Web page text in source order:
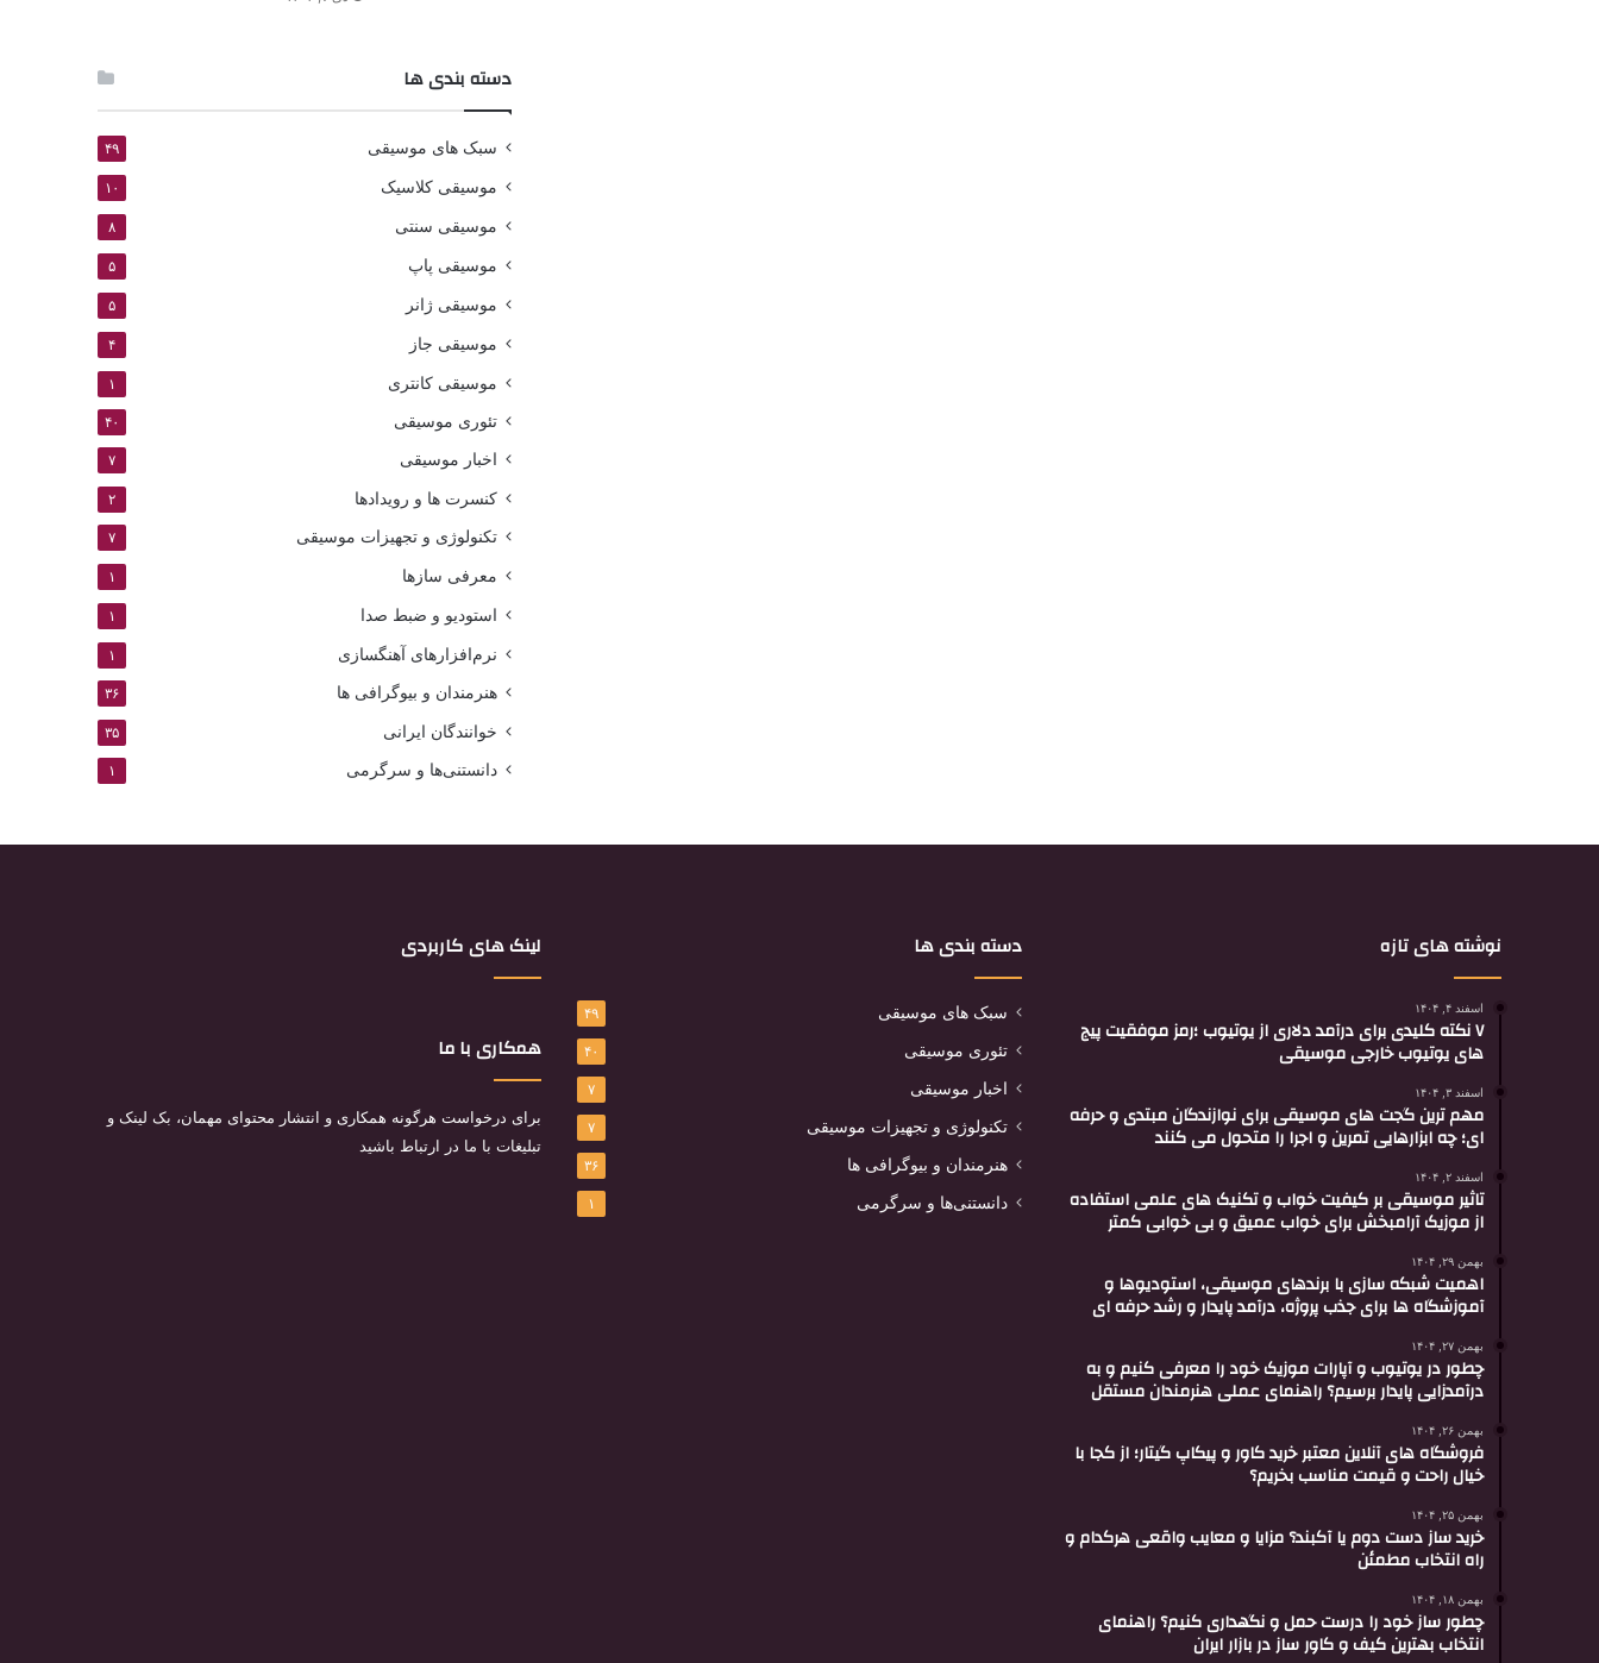
دسته بندی ها
سبک های موسیقی ۴۹
موسیقی کلاسیک ۱۰
موسیقی سنتی ۸
موسیقی پاپ ۵
موسیقی ژانر ۵
موسیقی جاز ۴
موسیقی کانتری ۱
تئوری موسیقی ۴۰
اخبار موسیقی ۷
کنسرت ها و رویدادها ۲
تکنولوژی و تجهیزات موسیقی ۷
معرفی سازها ۱
استودیو و ضبط صدا ۱
نرم‌افزارهای آهنگسازی ۱
هنرمندان و بیوگرافی ها ۳۶
خوانندگان ایرانی ۳۵
دانستنی‌ها و سرگرمی ۱
نوشته های تازه
اسفند ۴, ۱۴۰۴
۷ نکته کلیدی برای درآمد دلاری از یوتیوب ؛رمز موفقیت پیج
های یوتیوب خارجی موسیقی
اسفند ۳, ۱۴۰۴
مهم ترین گجت های موسیقی برای نوازندگان مبتدی و حرفه
ای؛ چه ابزارهایی تمرین و اجرا را متحول می کنند
اسفند ۲, ۱۴۰۴
تاثیر موسیقی بر کیفیت خواب و تکنیک های علمی استفاده
از موزیک آرامبخش برای خواب عمیق و بی خوابی کمتر
بهمن ۲۹, ۱۴۰۴
اهمیت شبکه سازی با برندهای موسیقی، استودیوها و
آموزشگاه ها برای جذب پروژه، درآمد پایدار و رشد حرفه ای
بهمن ۲۷, ۱۴۰۴
چطور در یوتیوب و آپارات موزیک خود را معرفی کنیم و به
درآمدزایی پایدار برسیم؟ راهنمای عملی هنرمندان مستقل
بهمن ۲۶, ۱۴۰۴
فروشگاه های آنلاین معتبر خرید کاور و پیکاپ گیتار؛ از کجا با
خیال راحت و قیمت مناسب بخریم؟
بهمن ۲۵, ۱۴۰۴
خرید ساز دست دوم یا آکبند؟ مزایا و معایب واقعی هرکدام و
راه انتخاب مطمئن
بهمن ۱۸, ۱۴۰۴
چطور ساز خود را درست حمل و نگهداری کنیم؟ راهنمای
انتخاب بهترین کیف و کاور ساز در بازار ایران
دسته بندی ها
سبک های موسیقی ۴۹
تئوری موسیقی ۴۰
اخبار موسیقی ۷
تکنولوژی و تجهیزات موسیقی ۷
هنرمندان و بیوگرافی ها ۳۶
دانستنی‌ها و سرگرمی ۱
لینک های کاربردی
همکاری با ما
برای درخواست هرگونه همکاری و انتشار محتوای مهمان، بک لینک و
تبلیغات با ما در ارتباط باشید